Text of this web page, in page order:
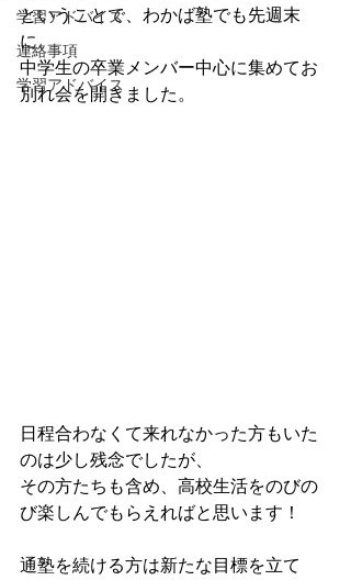
学習アドバイス
連絡事項
学習アドバイス
ということで、わかば塾でも先週末
に、
中学生の卒業メンバー中心に集めてお
別れ会を開きました。
日程合わなくて来れなかった方もいた
のは少し残念でしたが、
その方たちも含め、高校生活をのびの
び楽しんでもらえればと思います！
通塾を続ける方は新たな目標を立て